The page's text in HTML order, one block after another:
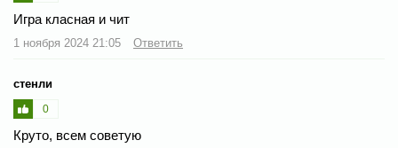
Игра класная и чит
1 ноября 2024 21:05 Ответить
стенли
0
Круто, всем советую